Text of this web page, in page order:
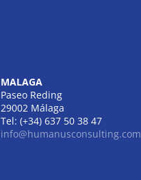
MALAGA
Paseo Reding
29002 Málaga
Tel: (+34) 637 50 38 47
info@humanusconsulting.com